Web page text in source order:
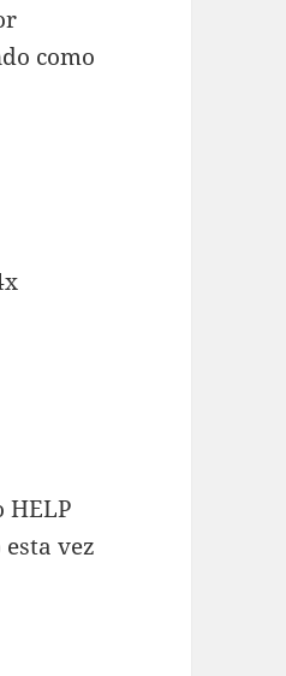
como
HELP
vez